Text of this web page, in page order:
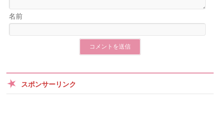
名前
スポンサーリンク